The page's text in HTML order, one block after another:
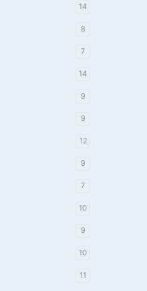
14
8
7
14
9
9
12
9
7
10
9
10
11